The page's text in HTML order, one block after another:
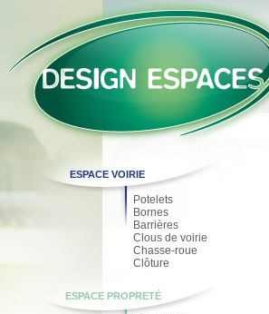
ESPACE VOIRIE
Potelets
Bornes
Barrières
Clous de voirie
Chasse-roue
Clôture
ESPACE PROPRETÉ